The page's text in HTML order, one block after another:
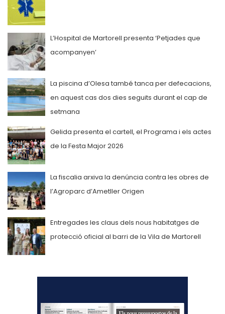
L’Hospital de Martorell presenta ‘Petjades que
acompanyen’
La piscina d’Olesa també tanca per defecacions,
en aquest cas dos dies seguits durant el cap de
setmana
Gelida presenta el cartell, el Programa i els actes
de la Festa Major 2026
La fiscalia arxiva la denúncia contra les obres de
l’Agroparc d’Ametller Origen
Entregades les claus dels nous habitatges de
protecció oficial al barri de la Vila de Martorell